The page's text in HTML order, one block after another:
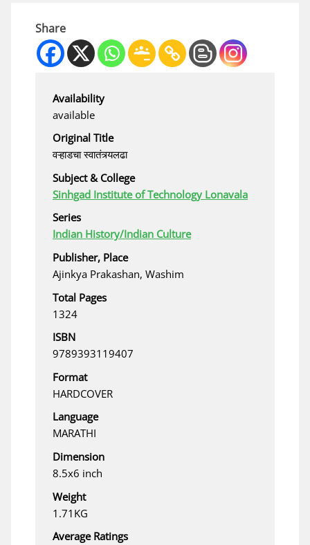
Share
Availability
available
Original Title
वऱ्हाडचा स्वातंत्र्यलढा
Subject & College
Sinhgad Institute of Technology Lonavala
Series
Indian History/Indian Culture
Publisher, Place
Ajinkya Prakashan, Washim
Total Pages
1324
ISBN
9789393119407
Format
HARDCOVER
Language
MARATHI
Dimension
8.5x6 inch
Weight
1.71KG
Average Ratings